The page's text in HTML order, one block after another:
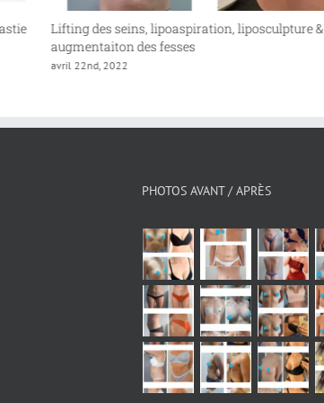
liposculpture &
Plastie abdominale
PHOTOS AVANT / APRÈS